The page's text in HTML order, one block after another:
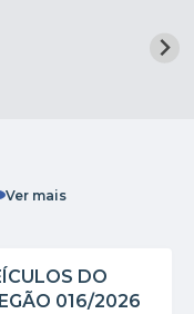
Ver mais
DO
016/2026